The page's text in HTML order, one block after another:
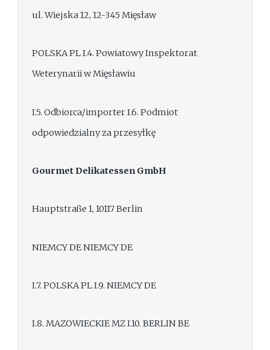
ul. Wiejska 12, 12-345 Mięsław
POLSKA PL I.4. Powiatowy Inspektorat
Weterynarii w Mięsławiu
I.5. Odbiorca/importer I.6. Podmiot
odpowiedzialny za przesyłkę
Gourmet Delikatessen GmbH
Hauptstraße 1, 10117 Berlin
NIEMCY DE NIEMCY DE
I.7. POLSKA PL I.9. NIEMCY DE
I.8. MAZOWIECKIE MZ I.10. BERLIN BE